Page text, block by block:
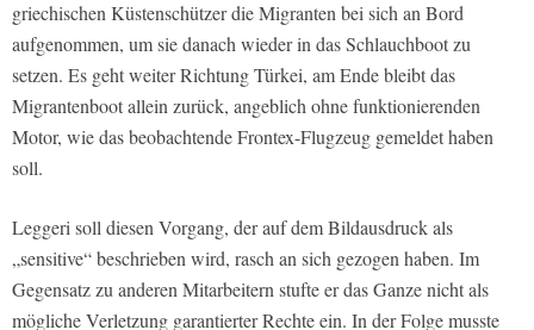
griechischen Küstenschützer die Migranten bei sich an Bord
aufgenommen, um sie danach wieder in das Schlauchboot zu
setzen. Es geht weiter Richtung Türkei, am Ende bleibt das
Migrantenboot allein zurück, angeblich ohne funktionierenden
Motor, wie das beobachtende Frontex-Flugzeug gemeldet haben
soll.
Leggeri soll diesen Vorgang, der auf dem Bildausdruck als
„sensitive“ beschrieben wird, rasch an sich gezogen haben. Im
Gegensatz zu anderen Mitarbeitern stufte er das Ganze nicht als
mögliche Verletzung garantierter Rechte ein. In der Folge musste